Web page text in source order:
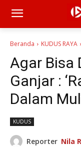
Beranda KUDUS RAYA
Agar Bisa
Ganjar :
Dalam
KUDUS
Reporter Nila